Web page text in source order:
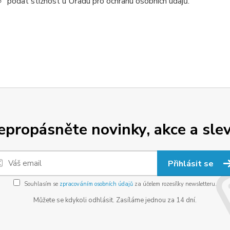
novinky, akce a
Přihlásit se
Souhlasím se zpracováním osobních údajů za účelem rozesílky newsletteru.
Můžete se kdykoli odhlásit. Zasíláme jednou za 14 dní.